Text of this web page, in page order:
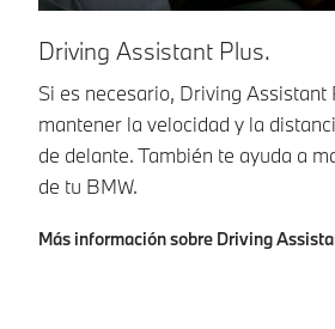
Driving Assistant Plus.
Si es necesario, Driving Assistant
mantener la velocidad y la
de delante. También te ayuda a
de tu BMW.
Más información sobre Driving